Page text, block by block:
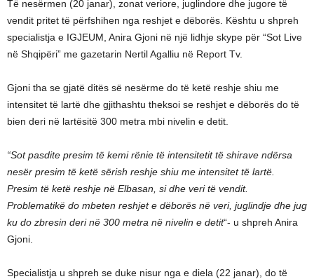
Të nesërmen (20 janar), zonat veriore, juglindore dhe jugore të
vendit pritet të përfshihen nga reshjet e dëborës. Kështu u shpreh
specialistja e IGJEUM, Anira Gjoni në një lidhje skype për “Sot Live
në Shqipëri” me gazetarin Nertil Agalliu në Report Tv.
Gjoni tha se gjatë ditës së nesërme do të ketë reshje shiu me
intensitet të lartë dhe gjithashtu theksoi se reshjet e dëborës do të
bien deri në lartësitë 300 metra mbi nivelin e detit.
“Sot pasdite presim të kemi rënie të intensitetit të shirave ndërsa
nesër presim të ketë sërish reshje shiu me intensitet të lartë.
Presim të ketë reshje në Elbasan, si dhe veri të vendit.
Problematikë do mbeten reshjet e dëborës në veri, juglindje dhe jug
ku do zbresin deri në 300 metra në nivelin e detit“- u shpreh Anira
Gjoni.
Specialistja u shpreh se duke nisur nga e diela (22 janar), do të